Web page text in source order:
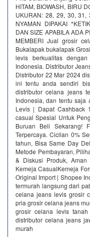
HITAM, BIOWASH, BIRU
UKURAN: 28, 29, 30,
NYAMAN DIPAKAI
DAN SIZE APABILA ADA
MEMBERI Jual grosir
Bukalapak bukalapak
levis berkualitas
Indonesia. Distributor
Distributor 22 Mar 2024
ini tentu anda sendiri
distributor celana jeans
Indonesia, dan tentu saja
Levis | Dapat Cashback
casual Spesial Untuk
Buruan Beli Sekarang!
Terpercaya. Cicilan 0%
tahun, Bisa Same Day
Metode Pembayaran,
& Diskusi Produk,
Kemeja CasualKemeja
Original Import | Shopee
termurah langsung dari
celana jeans levis grosir
pria grosir celana jeans
grosir celana levis
distributor celana jeans
murah